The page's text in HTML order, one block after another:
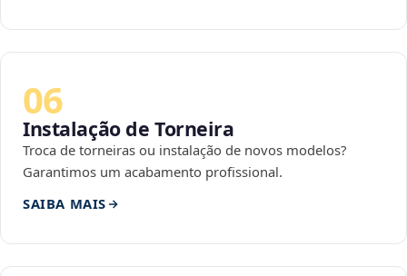
06
Instalação de Torneira
Troca de torneiras ou instalação de novos modelos?
Garantimos um acabamento profissional.
SAIBA MAIS